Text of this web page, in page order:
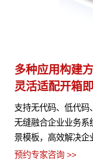
多种应用构建
灵活适配开箱
支持无代码、低代码
无缝融合企业业务系
景模板，高效解决企
预约专家咨询 >>